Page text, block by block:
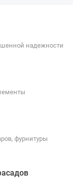
надежности
фурнитуры